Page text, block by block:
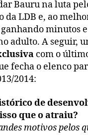
Bauru na luta
da LDB e, ao
minutos e
adulto. A seguir,
com o
fecha o elenco
2014:
de
que o atraiu?
motivos pelos